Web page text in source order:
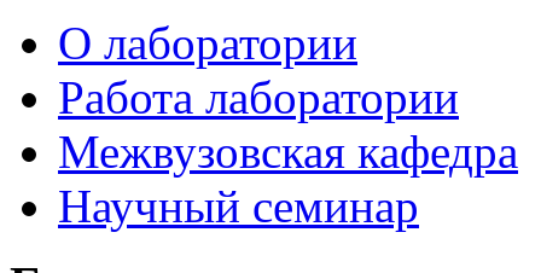
О лаборатории
Работа лаборатории
Межвузовская кафедра
Научный семинар